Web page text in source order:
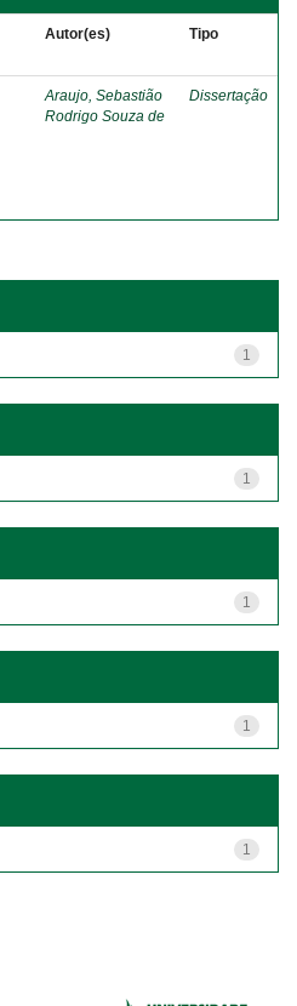
Autor(es) Tipo
Araujo, Sebastião
Rodrigo Souza de
Dissertação
1
1
1
1
1